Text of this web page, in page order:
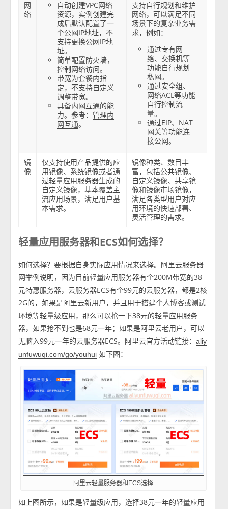
网
络
自动创建VPC网络
资源，实例创建完
成后默认配置了一
个公网IP地址，不
支持更换公网IP地
址。
简单配置防火墙，
控制网络访问。
带宽为套餐内指
定，不支持自定义
调整带宽。
具备内网互通的能
力。参考：管理内
网互通。
支持自行规划和维护
网络，可以满足不同
场景下的复杂业务需
求，例如：
通过专有网
络、交换机等
功能自行规划
私网。
通过安全组、
网络ACL等功能
自行控制流
量。
通过EIP、NAT
网关等功能连
接公网。
镜
像
仅支持使用产品提供的应
用镜像、系统镜像或者通
过轻量应用服务器生成的
自定义镜像，基本覆盖主
流应用场景，满足用户基
本需求。
镜像种类、数目丰
富，包括公共镜像、
自定义镜像、共享镜
像和镜像市场镜像，
满足各类型用户对应
用环境的快速部署、
灵活管理的需求。
轻量应用服务器和ECS如何选择？
如何选择？要根据自身实际应用情况来选择。阿里云服务器
网举例说明，因为目前轻量应用服务器有个200M带宽的38
元特惠服务器，云服务器ECS有个99元的云服务器，都是2核
2G的，如果是阿里云新用户，并且用于搭建个人博客或测试
环境等轻量级应用，那么可以抢一下38元的轻量应用服务
器，如果抢不到也是68元一年；如果是阿里云老用户，可以
无脑入99元一年的云服务器ECS。阿里云官方活动链接：aliy
unfuwuqi.com/go/youhui 如下图：
阿里云轻量服务器和ECS选择
如上图所示，如果是轻量级应用，选择38元一年的轻量应用